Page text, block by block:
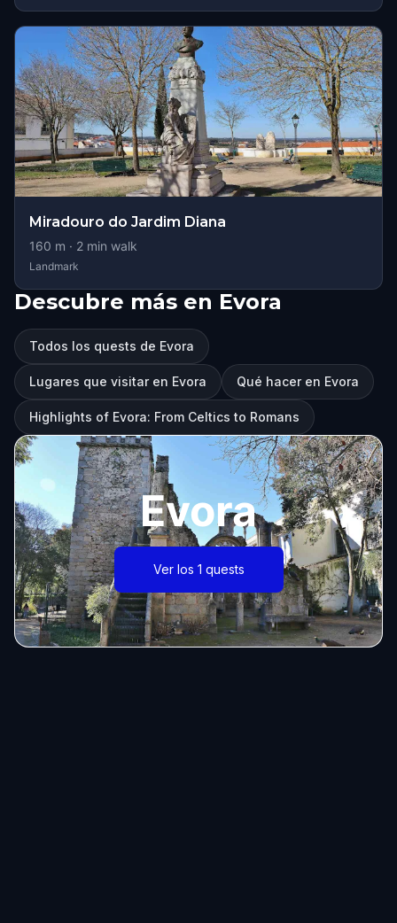
Miradouro do Jardim Diana
160 m · 2 min walk
Landmark
Descubre más en Evora
Todos los quests de Evora
Lugares que visitar en Evora Qué hacer en Evora
Highlights of Evora: From Celtics to Romans
Evora
Ver los 1 quests